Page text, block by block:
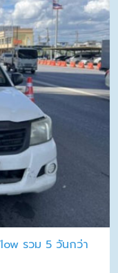
รวม 5 วันกว่า